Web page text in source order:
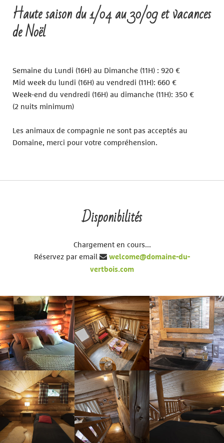
Haute saison du 1/04 au 30/09 et vacances
de Noël
Semaine du Lundi (16H) au Dimanche (11H) : 920 €
Mid week du lundi (16H) au vendredi (11H): 660 €
Week-end du vendredi (16H) au dimanche (11H): 350 €
(2 nuits minimum)
Les animaux de compagnie ne sont pas acceptés au
Domaine, merci pour votre compréhension.
Disponibilités
Chargement en cours...
Réservez par email
welcome@domaine-du-
vertbois.com